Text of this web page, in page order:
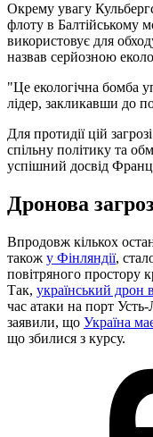
Окрему увагу
флоту в Балтійському
використовує для
назвав серйозною
"Це екологічна бомба
лідер, закликавши до
Для протидії цій
спільну політику та
успішний досвід
Дронова
Впродовж кількох
також у Фінляндії,
повітряного простору
Так, український дрон
час атаки на порт
заявили, що Україна
що збилися з курсу.